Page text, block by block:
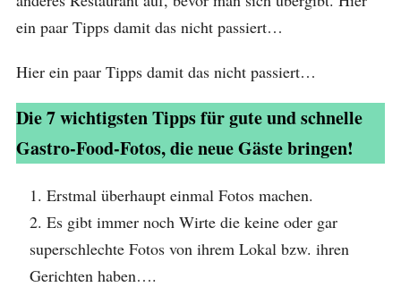
ein paar Tipps damit das nicht passiert…
Hier ein paar Tipps damit das nicht passiert…
Die 7 wichtigsten Tipps für gute und schnelle
Gastro-Food-Fotos, die neue Gäste bringen!
Erstmal überhaupt einmal Fotos machen.
Es gibt immer noch Wirte die keine oder gar
superschlechte Fotos von ihrem Lokal bzw. ihren
Gerichten haben….